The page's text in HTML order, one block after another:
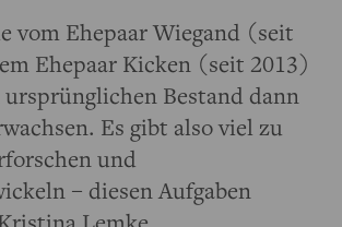
vom Ehepaar Wiegand (seit
Ehepaar Kicken (seit 2013)
Bestand dann
Es gibt also viel zu
und
– diesen Aufgaben